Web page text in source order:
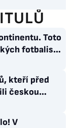
Toto
fotbalistů
kteří před
českou
V